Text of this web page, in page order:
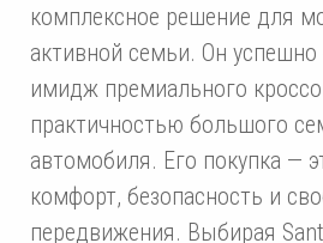
комплексное решение для
активной семьи. Он успешно
имидж премиального
практичностью большого
автомобиля. Его покупка —
комфорт, безопасность и
передвижения. Выбирая